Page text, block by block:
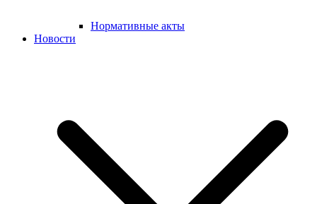
Нормативные акты
Новости